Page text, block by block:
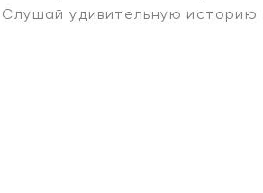
удивительную